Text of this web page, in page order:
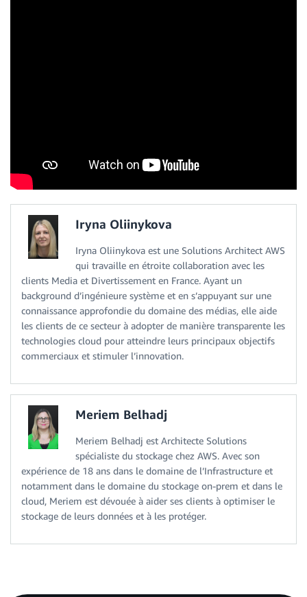
Iryna Oliinykova
Iryna Oliinykova est une Solutions Architect AWS
qui travaille en étroite collaboration avec les
clients Media et Divertissement en France. Ayant un
background d’ingénieure système et en s’appuyant sur une
connaissance approfondie du domaine des médias, elle aide
les clients de ce secteur à adopter de manière transparente les
technologies cloud pour atteindre leurs principaux objectifs
commerciaux et stimuler l’innovation.
Meriem Belhadj
Meriem Belhadj est Architecte Solutions
spécialiste du stockage chez AWS. Avec son
expérience de 18 ans dans le domaine de l’Infrastructure et
notamment dans le domaine du stockage on-prem et dans le
cloud, Meriem est dévouée à aider ses clients à optimiser le
stockage de leurs données et à les protéger.